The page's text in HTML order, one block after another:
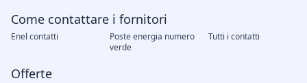
Come contattare i fornitori
Enel contatti
Poste energia numero
verde
Tutti i contatti
Offerte